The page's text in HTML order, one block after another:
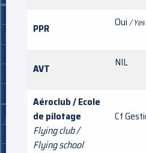
PPR Oui/ Yes
AVT NIL
Aéroclub / Ecole
de pilotage
Flying club /
Flying school
Cf